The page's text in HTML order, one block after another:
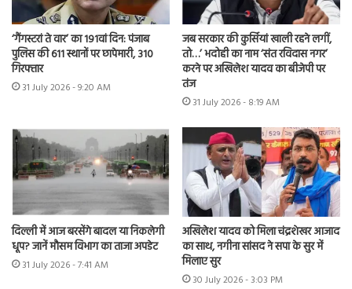
‘गैंगस्टरां ते वार’ का 191वां दिन: पंजाब
पुलिस की 611 स्थानों पर छापेमारी, 310
गिरफ्तार
31 July 2026 - 9:20 AM
जब सरकार की कुर्सियां खाली रहने लगीं,
तो…’ भदोही का नाम ‘संत रविदास नगर’
करने पर अखिलेश यादव का बीजेपी पर
तंज
31 July 2026 - 8:19 AM
दिल्ली में आज बरसेंगे बादल या निकलेगी
धूप? जानें मौसम विभाग का ताजा अपडेट
31 July 2026 - 7:41 AM
अखिलेश यादव को मिला चंद्रशेखर आजाद
का साथ, नगीना सांसद ने सपा के सुर में
मिलाए सुर
30 July 2026 - 3:03 PM